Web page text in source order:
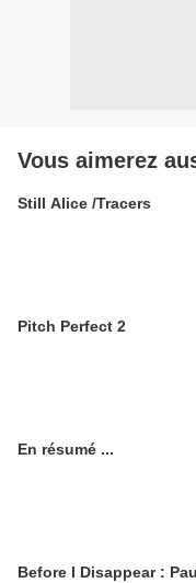
Vous aimerez
Still Alice /Tracers
Pitch Perfect 2
En résumé ...
Before I Disappear :